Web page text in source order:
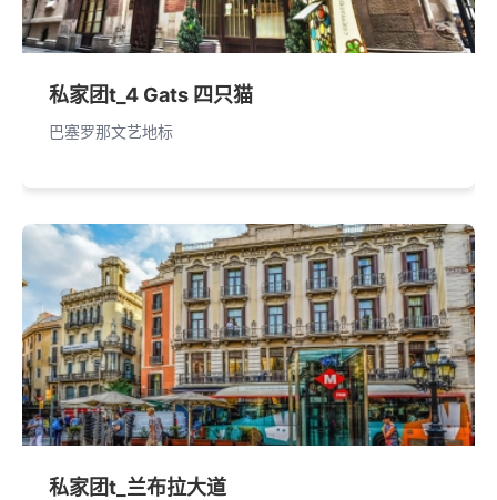
私家团t_4 Gats 四只猫
巴塞罗那文艺地标
私家团t_兰布拉大道